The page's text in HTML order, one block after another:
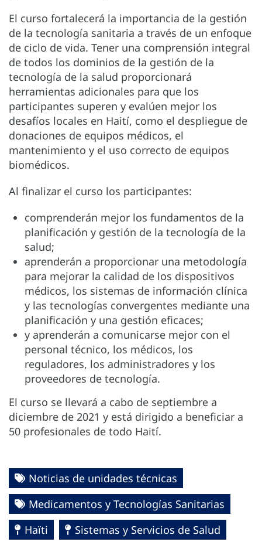
El curso fortalecerá la importancia de la gestión
de la tecnología sanitaria a través de un enfoque
de ciclo de vida. Tener una comprensión integral
de todos los dominios de la gestión de la
tecnología de la salud proporcionará
herramientas adicionales para que los
participantes superen y evalúen mejor los
desafíos locales en Haití, como el despliegue de
donaciones de equipos médicos, el
mantenimiento y el uso correcto de equipos
biomédicos.
Al finalizar el curso los participantes:
comprenderán mejor los fundamentos de la
planificación y gestión de la tecnología de la
salud;
aprenderán a proporcionar una metodología
para mejorar la calidad de los dispositivos
médicos, los sistemas de información clínica
y las tecnologías convergentes mediante una
planificación y una gestión eficaces;
y aprenderán a comunicarse mejor con el
personal técnico, los médicos, los
reguladores, los administradores y los
proveedores de tecnología.
El curso se llevará a cabo de septiembre a
diciembre de 2021 y está dirigido a beneficiar a
50 profesionales de todo Haití.
Noticias de unidades técnicas
Medicamentos y Tecnologías Sanitarias
Haïti
Sistemas y Servicios de Salud